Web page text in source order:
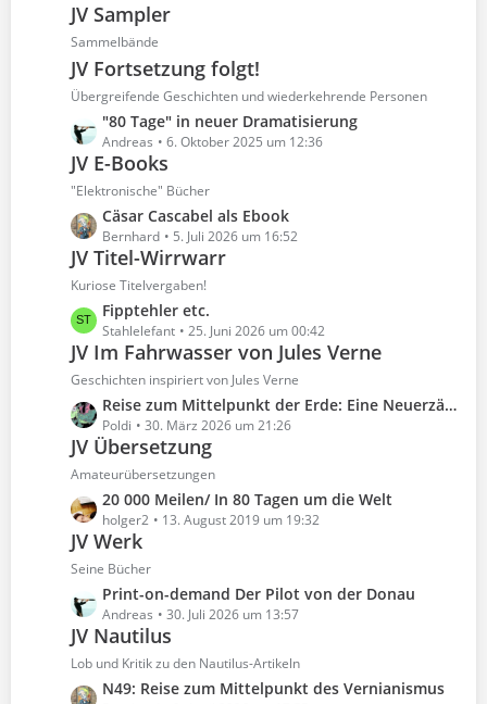
g
e
e
i
r
ä
g
e
z
t
e
B
e
i
t
r
ä
g
e
JV Sampler
Sammelbände
JV Fortsetzung folgt!
Übergreifende Geschichten und wiederkehrende Personen
L
e
z
e
B
e
i
t
r
ä
g
e
"80 Tage" in neuer Dramatisierung
Andreas 6. Oktober 2025 um 12:36
JV E-Books
"Elektronische" Bücher
L
e
z
e
B
e
i
t
r
ä
g
e
Cäsar Cascabel als Ebook
Bernhard 5. Juli 2026 um 16:52
JV Titel-Wirrwarr
Kuriose Titelvergaben!
L
e
z
e
B
e
i
t
r
ä
g
e
Fipptehler etc.
Stahlelefant 25. Juni 2026 um 00:42
JV Im Fahrwasser von Jules Verne
Geschichten inspiriert von Jules Verne
L
e
z
e
B
e
i
t
r
ä
g
e
Reise zum Mittelpunkt der Erde: Eine Neuerzählung nach Jules Verne
Poldi 30. März 2026 um 21:26
JV Übersetzung
Amateurübersetzungen
L
e
z
e
B
e
i
t
20 000 Meilen/ In 80 Tagen um die Welt
holger2 13. August 2019 um 19:32
JV Werk
Seine Bücher
L
e
z
Print-on-demand Der Pilot von der Donau
Andreas 30. Juli 2026 um 13:57
JV Nautilus
Lob und Kritik zu den Nautilus-Artikeln
L
N49: Reise zum Mittelpunkt des Vernianismus